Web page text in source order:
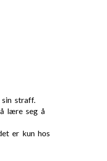
straff.
lære seg å
er kun hos